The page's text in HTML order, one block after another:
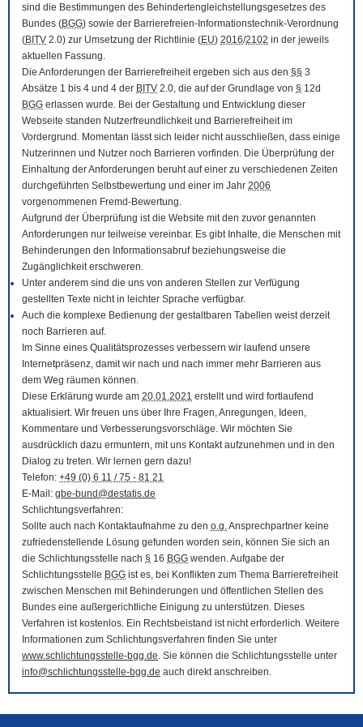
sind die Bestimmungen des Behindertengleichstellungsgesetzes des
Bundes (BGG) sowie der Barrierefreien-Informationstechnik-Verordnung
(BITV 2.0) zur Umsetzung der Richtlinie (EU) 2016/2102 in der jeweils
aktuellen Fassung.
Die Anforderungen der Barrierefreiheit ergeben sich aus den §§ 3
Absätze 1 bis 4 und 4 der BITV 2.0, die auf der Grundlage von § 12d
BGG erlassen wurde. Bei der Gestaltung und Entwicklung dieser
Webseite standen Nutzerfreundlichkeit und Barrierefreiheit im
Vordergrund. Momentan lässt sich leider nicht ausschließen, dass einige
Nutzerinnen und Nutzer noch Barrieren vorfinden. Die Überprüfung der
Einhaltung der Anforderungen beruht auf einer zu verschiedenen Zeiten
durchgeführten Selbstbewertung und einer im Jahr 2006
vorgenommenen Fremd-Bewertung.
Aufgrund der Überprüfung ist die Website mit den zuvor genannten
Anforderungen nur teilweise vereinbar. Es gibt Inhalte, die Menschen mit
Behinderungen den Informationsabruf beziehungsweise die
Zugänglichkeit erschweren.
Unter anderem sind die uns von anderen Stellen zur Verfügung
gestellten Texte nicht in leichter Sprache verfügbar.
Auch die komplexe Bedienung der gestaltbaren Tabellen weist derzeit
noch Barrieren auf.
Im Sinne eines Qualitätsprozesses verbessern wir laufend unsere
Internetpräsenz, damit wir nach und nach immer mehr Barrieren aus
dem Weg räumen können.
Diese Erklärung wurde am 20.01.2021 erstellt und wird fortlaufend
aktualisiert. Wir freuen uns über Ihre Fragen, Anregungen, Ideen,
Kommentare und Verbesserungsvorschläge. Wir möchten Sie
ausdrücklich dazu ermuntern, mit uns Kontakt aufzunehmen und in den
Dialog zu treten. Wir lernen gern dazu!
Telefon: +49 (0) 6 11 / 75 - 81 21
E-Mail : gbe-bund@destatis.de
Schlichtungsverfahren:
Sollte auch nach Kontaktaufnahme zu den o.g.Ansprechpartner keine
zufriedenstellende Lösung gefunden worden sein, können Sie sich an
die Schlichtungsstelle nach § 16 BGG wenden. Aufgabe der
Schlichtungsstelle BGG ist es, bei Konflikten zum Thema Barrierefreiheit
zwischen Menschen mit Behinderungen und öffentlichen Stellen des
Bundes eine außergerichtliche Einigung zu unterstützen. Dieses
Verfahren ist kostenlos. Ein Rechtsbeistand ist nicht erforderlich. Weitere
Informationen zum Schlichtungsverfahren finden Sie unter
www.schlichtungsstelle-bgg.de. Sie können die Schlichtungsstelle unter
info@schlichtungsstelle-bgg.de auch direkt anschreiben.